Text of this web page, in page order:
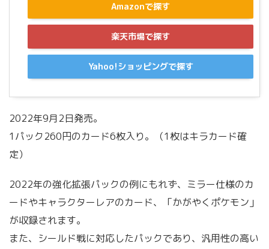
Amazonで探す
楽天市場で探す
Yahoo!ショッピングで探す
2022年9月2日発売。
1パック260円のカード6枚入り。（1枚はキラカード確
定）
2022年の強化拡張パックの例にもれず、ミラー仕様のカ
ードやキャラクターレアのカード、「かがやくポケモン」
が収録されます。
また、シールド戦に対応したパックであり、汎用性の高い